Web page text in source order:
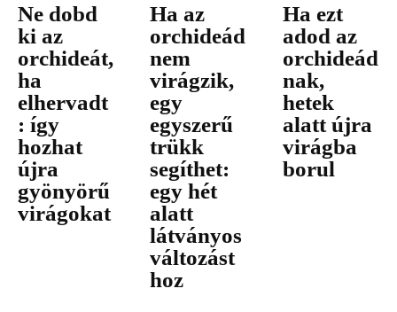
Ne dobd
ki az
orchideát,
ha
elhervadt
: így
hozhat
újra
gyönyörű
virágokat
Ha az
orchideád
nem
virágzik,
egy
egyszerű
trükk
segíthet:
egy hét
alatt
látványos
változást
hoz
Ha ezt
adod az
orchideád
nak,
hetek
alatt újra
virágba
borul